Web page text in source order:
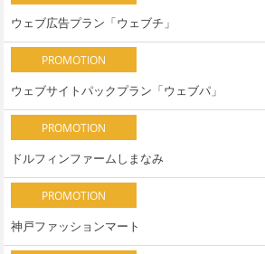
ウェブ広告プラン「ウェブチ」
PROMOTION
ウェブサイトパックプラン「ウェブパ」
PROMOTION
ドルフィンファームしまなみ
PROMOTION
神戸ファッションマート